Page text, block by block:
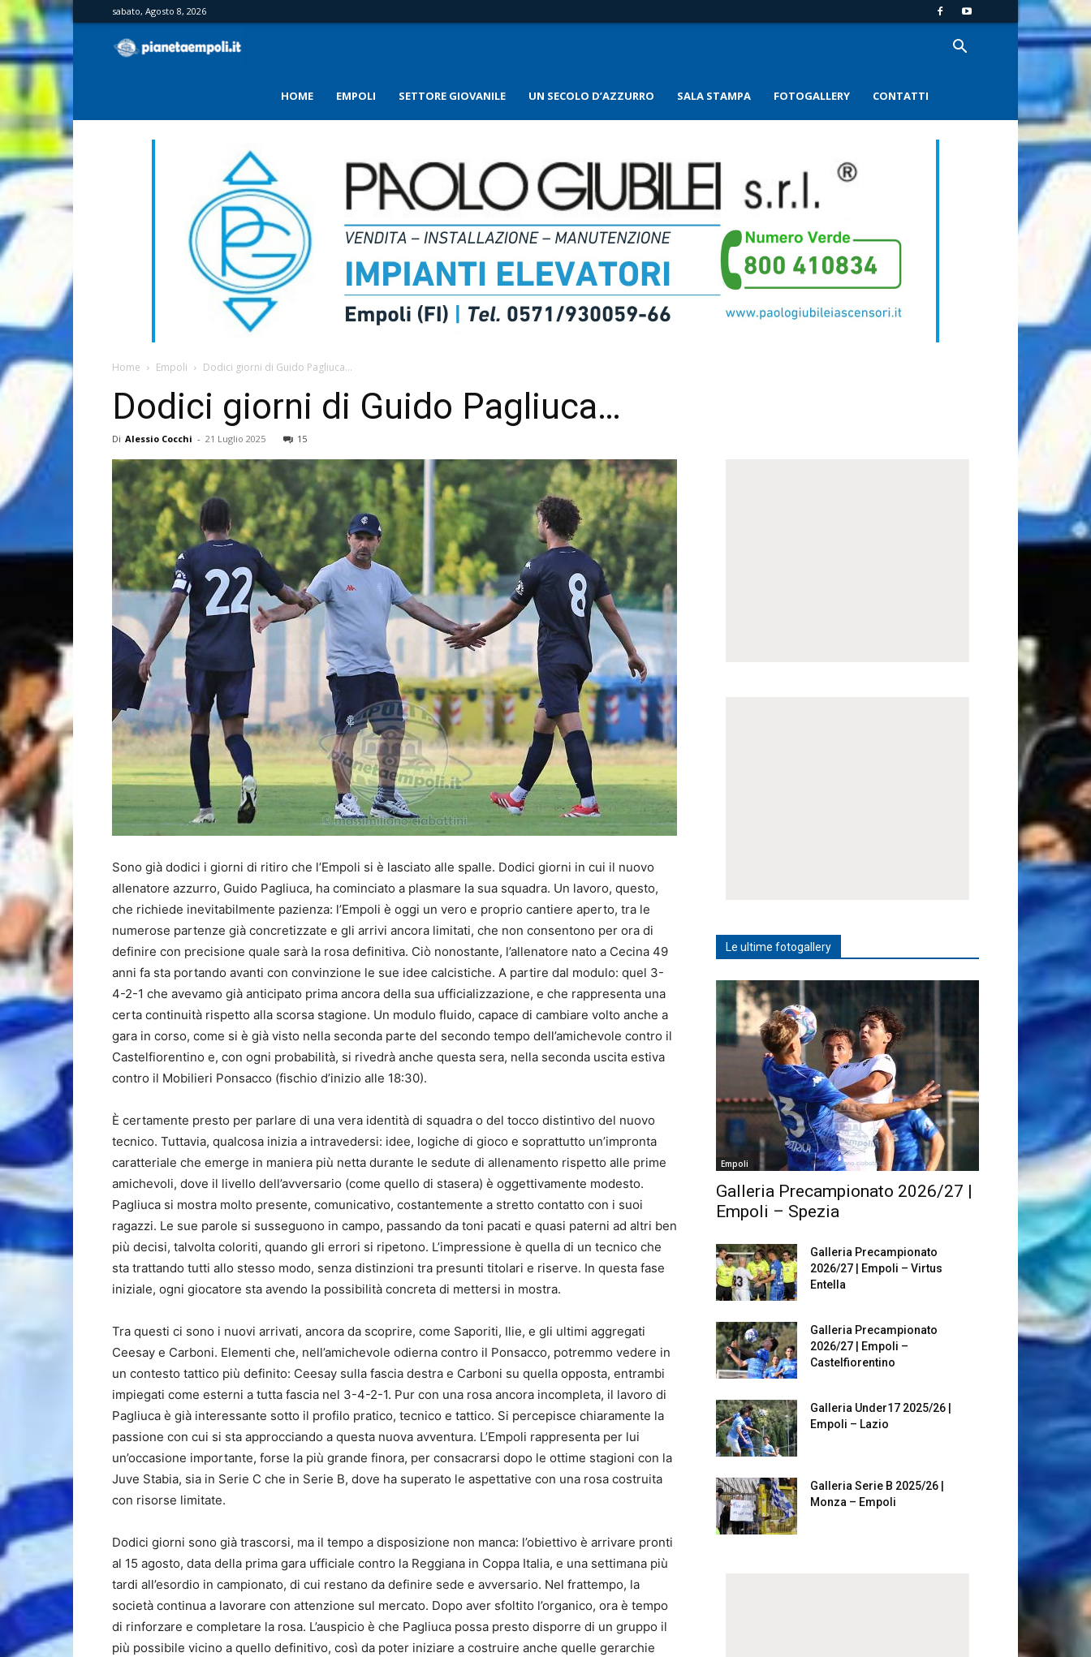
sabato, Agosto 8, 2026
HOME EMPOLI SETTORE GIOVANILE UN SECOLO D’AZZURRO SALA STAMPA FOTOGALLERY CONTATTI
Home Empoli Dodici giorni di Guido Pagliuca…
Dodici giorni di Guido Pagliuca…
Di Alessio Cocchi - 21 Luglio 2025 15
Sono già dodici i giorni di ritiro che l’Empoli si è lasciato alle spalle. Dodici giorni in cui il nuovo
allenatore azzurro, Guido Pagliuca, ha cominciato a plasmare la sua squadra. Un lavoro, questo,
che richiede inevitabilmente pazienza: l’Empoli è oggi un vero e proprio cantiere aperto, tra le
numerose partenze già concretizzate e gli arrivi ancora limitati, che non consentono per ora di
definire con precisione quale sarà la rosa definitiva. Ciò nonostante, l’allenatore nato a Cecina 49
anni fa sta portando avanti con convinzione le sue idee calcistiche. A partire dal modulo: quel 3-
4-2-1 che avevamo già anticipato prima ancora della sua ufficializzazione, e che rappresenta una
certa continuità rispetto alla scorsa stagione. Un modulo fluido, capace di cambiare volto anche a
gara in corso, come si è già visto nella seconda parte del secondo tempo dell’amichevole contro il
Castelfiorentino e, con ogni probabilità, si rivedrà anche questa sera, nella seconda uscita estiva
contro il Mobilieri Ponsacco (fischio d’inizio alle 18:30).
È certamente presto per parlare di una vera identità di squadra o del tocco distintivo del nuovo
tecnico. Tuttavia, qualcosa inizia a intravedersi: idee, logiche di gioco e soprattutto un’impronta
caratteriale che emerge in maniera più netta durante le sedute di allenamento rispetto alle prime
amichevoli, dove il livello dell’avversario (come quello di stasera) è oggettivamente modesto.
Pagliuca si mostra molto presente, comunicativo, costantemente a stretto contatto con i suoi
ragazzi. Le sue parole si susseguono in campo, passando da toni pacati e quasi paterni ad altri ben
più decisi, talvolta coloriti, quando gli errori si ripetono. L’impressione è quella di un tecnico che
sta trattando tutti allo stesso modo, senza distinzioni tra presunti titolari e riserve. In questa fase
iniziale, ogni giocatore sta avendo la possibilità concreta di mettersi in mostra.
Tra questi ci sono i nuovi arrivati, ancora da scoprire, come Saporiti, Ilie, e gli ultimi aggregati
Ceesay e Carboni. Elementi che, nell’amichevole odierna contro il Ponsacco, potremmo vedere in
un contesto tattico più definito: Ceesay sulla fascia destra e Carboni su quella opposta, entrambi
impiegati come esterni a tutta fascia nel 3-4-2-1. Pur con una rosa ancora incompleta, il lavoro di
Pagliuca è già interessante sotto il profilo pratico, tecnico e tattico. Si percepisce chiaramente la
passione con cui si sta approcciando a questa nuova avventura. L’Empoli rappresenta per lui
un’occasione importante, forse la più grande finora, per consacrarsi dopo le ottime stagioni con la
Juve Stabia, sia in Serie C che in Serie B, dove ha superato le aspettative con una rosa costruita
con risorse limitate.
Dodici giorni sono già trascorsi, ma il tempo a disposizione non manca: l’obiettivo è arrivare pronti
al 15 agosto, data della prima gara ufficiale contro la Reggiana in Coppa Italia, e una settimana più
tardi all’esordio in campionato, di cui restano da definire sede e avversario. Nel frattempo, la
società continua a lavorare con attenzione sul mercato. Dopo aver sfoltito l’organico, ora è tempo
di rinforzare e completare la rosa. L’auspicio è che Pagliuca possa presto disporre di un gruppo il
più possibile vicino a quello definitivo, così da poter iniziare a costruire anche quelle gerarchie
Le ultime fotogallery
Empoli
Galleria Precampionato 2026/27 |
Empoli – Spezia
Galleria Precampionato
2026/27 | Empoli – Virtus
Entella
Galleria Precampionato
2026/27 | Empoli –
Castelfiorentino
Galleria Under17 2025/26 |
Empoli – Lazio
Galleria Serie B 2025/26 |
Monza – Empoli